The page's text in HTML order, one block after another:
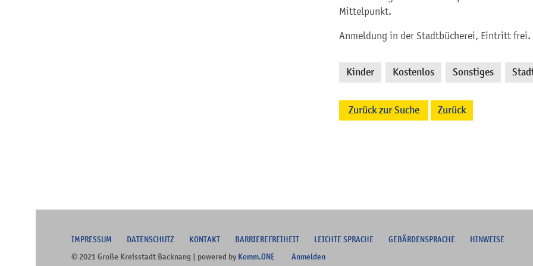
Mittelpunkt.
Anmeldung in der Stadtbücherei, Eintritt frei.
Kinder Kostenlos Sonstiges
Zurück zur Suche Zurück
IMPRESSUM DATENSCHUTZ KONTAKT BARRIEREFREIHEIT L EICHTE SPRACHE GEBÄRDENSPRACHE
HINWEISE
© 2021 Große Kreisstadt Backnang | powered by Komm.ONE Anmelden